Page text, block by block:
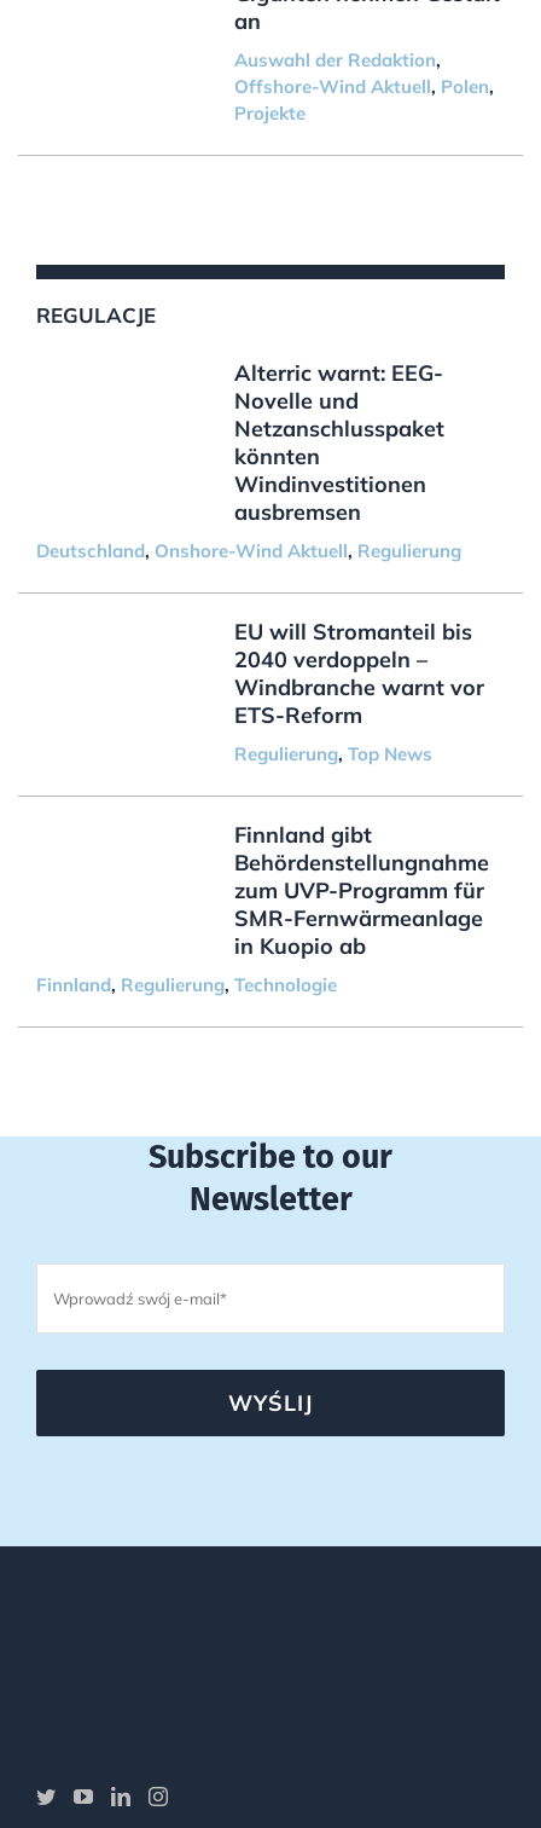
an
Auswahl der Redaktion,
Offshore-Wind Aktuell, Polen,
Projekte
REGULACJE
Alterric warnt: EEG-
Novelle und
Netzanschlusspaket
könnten
Windinvestitionen
ausbremsen
Deutschland, Onshore-Wind Aktuell, Regulierung
EU will Stromanteil bis
2040 verdoppeln –
Windbranche warnt vor
ETS-Reform
Regulierung, Top News
Finnland gibt
Behördenstellungnahme
zum UVP-Programm für
SMR-Fernwärmeanlage
in Kuopio ab
Finnland, Regulierung, Technologie
Subscribe to our
Newsletter
WYŚLIJ